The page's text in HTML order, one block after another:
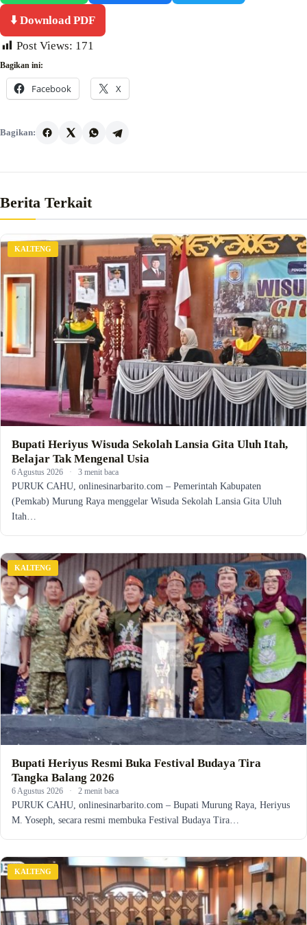
⬇️ Download PDF
Post Views: 171
Bagikan ini:
Facebook X
Bagikan:
Berita Terkait
KALTENG
Bupati Heriyus Wisuda Sekolah Lansia Gita Uluh Itah,
Belajar Tak Mengenal Usia
6 Agustus 2026 · 3 menit baca
PURUK CAHU, onlinesinarbarito.com – Pemerintah Kabupaten
(Pemkab) Murung Raya menggelar Wisuda Sekolah Lansia Gita Uluh
Itah…
KALTENG
Bupati Heriyus Resmi Buka Festival Budaya Tira
Tangka Balang 2026
6 Agustus 2026 · 2 menit baca
PURUK CAHU, onlinesinarbarito.com – Bupati Murung Raya, Heriyus
M. Yoseph, secara resmi membuka Festival Budaya Tira…
KALTENG